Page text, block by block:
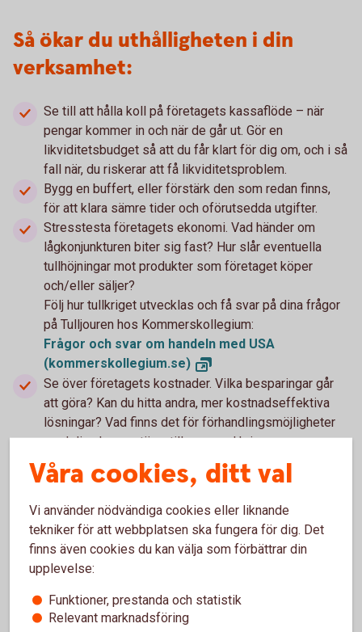
Så ökar du uthålligheten i din
verksamhet:
Se till att hålla koll på företagets kassaflöde – när
pengar kommer in och när de går ut. Gör en
likviditetsbudget så att du får klart för dig om, och i så
fall när, du riskerar att få likviditetsproblem.
Bygg en buffert, eller förstärk den som redan finns,
för att klara sämre tider och oförutsedda utgifter.
Stresstesta företagets ekonomi. Vad händer om
lågkonjunkturen biter sig fast? Hur slår eventuella
tullhöjningar mot produkter som företaget köper
och/eller säljer?
Följ hur tullkriget utvecklas och få svar på dina frågor
på Tulljouren hos Kommerskollegium:
Frågor och svar om handeln med USA
(kommerskollegium.se)
Se över företagets kostnader. Vilka besparingar går
att göra? Kan du hitta andra, mer kostnadseffektiva
lösningar? Vad finns det för förhandlingsmöjligheter
med dina leverantörer till exempel kring
betalningsvillkor och prissättning?
Håll koll på och för en nära dialog med dina kunder
andra fördyringar och en utdragen lågkonjunktur? Se
till att inte göra dig beroende av en enskild kund eller
leverantör.
Arbeta aktivt med företagets affärsutveckling och om
möjligt investera i ny teknik som kan stärka företagets
konkurrenskraft.
Våra cookies, ditt val
Vi använder nödvändiga cookies eller liknande
tekniker för att webbplatsen ska fungera för dig. Det
finns även cookies du kan välja som förbättrar din
upplevelse:
Funktioner, prestanda och statistik
Relevant marknadsföring